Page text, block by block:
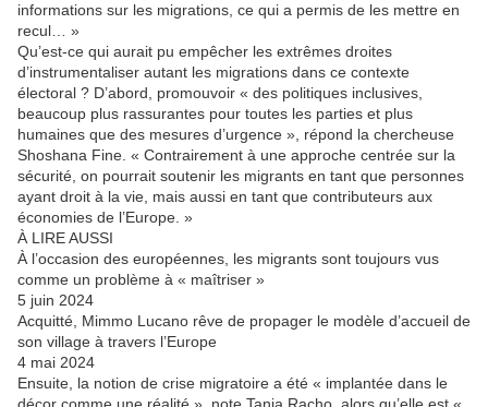
informations sur les migrations, ce qui a permis de les mettre en
recul… »
Qu’est-ce qui aurait pu empêcher les extrêmes droites
d’instrumentaliser autant les migrations dans ce contexte
électoral ? D’abord, promouvoir « des politiques inclusives,
beaucoup plus rassurantes pour toutes les parties et plus
humaines que des mesures d’urgence », répond la chercheuse
Shoshana Fine. « Contrairement à une approche centrée sur la
sécurité, on pourrait soutenir les migrants en tant que personnes
ayant droit à la vie, mais aussi en tant que contributeurs aux
économies de l’Europe. »
À LIRE AUSSI
À l’occasion des européennes, les migrants sont toujours vus
comme un problème à « maîtriser »
5 juin 2024
Acquitté, Mimmo Lucano rêve de propager le modèle d’accueil de
son village à travers l’Europe
4 mai 2024
Ensuite, la notion de crise migratoire a été « implantée dans le